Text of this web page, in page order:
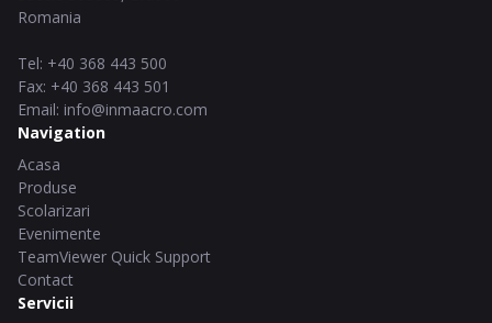
Romania
Tel: +40 368 443 500
Fax: +40 368 443 501
Email: info@inmaacro.com
Navigation
Acasa
Produse
Scolarizari
Evenimente
TeamViewer Quick Support
Contact
Servicii